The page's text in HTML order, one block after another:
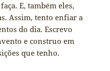
E, também eles,
Assim, tento enfiar a
do dia. Escrevo
e construo em
que tenho.